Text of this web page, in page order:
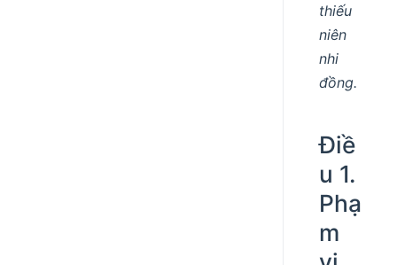
thiếu
niên
nhi
đồng.
Điề
u 1.
Phạ
m